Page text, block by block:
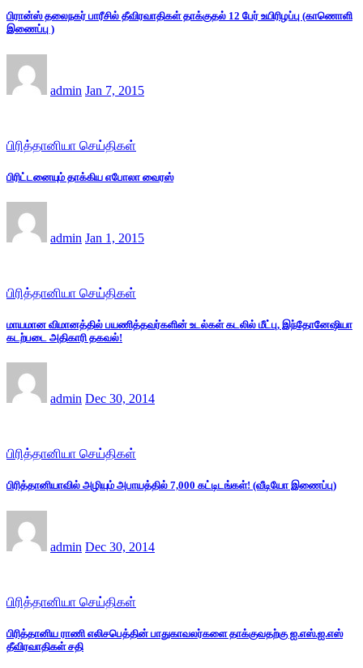
பிரான்ஸ் தலைநகர் பாரீசில் தீவிரவாதிகள் தாக்குதல் 12 பேர் உயிரிழப்பு (காணொளி
இணைப்பு )
admin Jan 7, 2015
பிரித்தானியா செய்திகள்
பிரிட்டனையும் தாக்கிய எபோலா வைரஸ்
admin Jan 1, 2015
பிரித்தானியா செய்திகள்
மாயமான விமானத்தில் பயணித்தவர்களின் உடல்கள் கடலில் மீட்பு, இந்தோனேஷியா
கடற்படை அதிகாரி தகவல்!
admin Dec 30, 2014
பிரித்தானியா செய்திகள்
பிரித்தானியாவில் அழியும் அபாயத்தில் 7,000 கட்டிடங்கள்! (வீடியோ இணைப்பு)
admin Dec 30, 2014
பிரித்தானியா செய்திகள்
பிரித்தானிய ராணி எலிசபெத்தின் பாதுகாவலர்களை தாக்குவதற்கு ஐ.எஸ்.ஐ.எஸ்
தீவிரவாதிகள் சதி